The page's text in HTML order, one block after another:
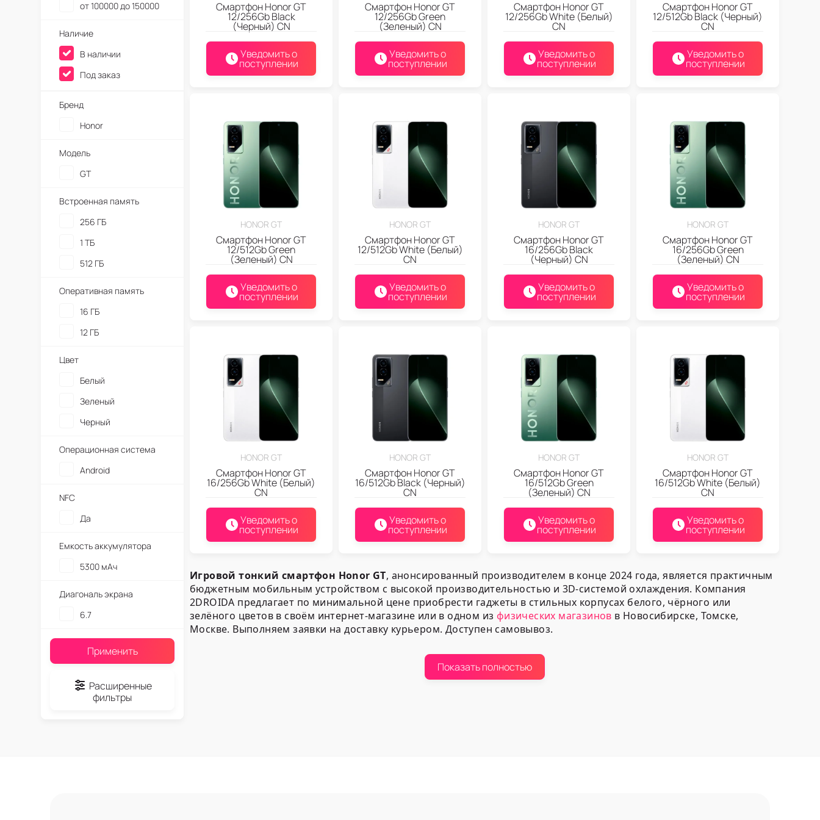
Смартфон Honor GT
12/256Gb Black
(Черный) CN
Уведомить о
поступлении
Смартфон Honor GT
12/256Gb Green
(Зеленый) CN
Уведомить о
поступлении
Смартфон Honor GT
12/256Gb White (Белый)
CN
Уведомить о
поступлении
Смартфон Honor GT
12/512Gb Black (Черный)
CN
Уведомить о
поступлении
HONOR GT
Смартфон Honor GT
12/512Gb Green
(Зеленый) CN
Уведомить о
поступлении
HONOR GT
Смартфон Honor GT
12/512Gb White (Белый)
CN
Уведомить о
поступлении
HONOR GT
Смартфон Honor GT
16/256Gb Black
(Черный) CN
Уведомить о
поступлении
HONOR GT
Смартфон Honor GT
16/256Gb Green
(Зеленый) CN
Уведомить о
поступлении
HONOR GT
Смартфон Honor GT
16/256Gb White (Белый)
CN
Уведомить о
поступлении
HONOR GT
Смартфон Honor GT
16/512Gb Black (Черный)
CN
Уведомить о
поступлении
HONOR GT
Смартфон Honor GT
16/512Gb Green
(Зеленый) CN
Уведомить о
поступлении
HONOR GT
Смартфон Honor GT
16/512Gb White (Белый)
CN
Уведомить о
поступлении
Игровой тонкий смартфон Honor GT, анонсированный производителем в конце 2024 года, является практичным
бюджетным мобильным устройством с высокой производительностью и 3D-системой охлаждения. Компания
2DROIDA предлагает по минимальной цене приобрести гаджеты в стильных корпусах белого, чёрного или
зелёного цветов в своём интернет-магазине или в одном из физических магазинов в Новосибирске, Томске,
Москве. Выполняем заявки на доставку курьером. Доступен самовывоз.
Показать полностью
от 100000 до 150000
Наличие
В наличии
Под заказ
Бренд
Honor
Модель
GT
Встроенная память
256 ГБ
1 ТБ
512 ГБ
Оперативная память
16 ГБ
12 ГБ
Цвет
Белый
Зеленый
Черный
Операционная система
Android
NFC
Да
Емкость аккумулятора
5300 мАч
Диагональ экрана
6.7
Применить
Расширенные
фильтры